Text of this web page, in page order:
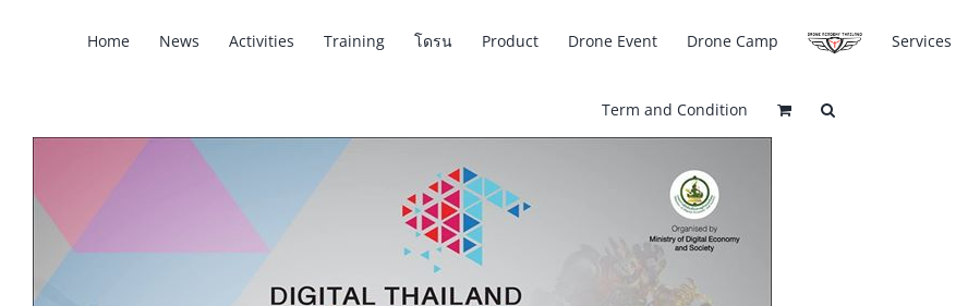
Home News Activities Training โดรน Product Drone Event Drone Camp Services
Term and Condition